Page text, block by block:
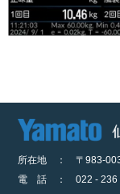
所在地 ： 〒983-0035
電 話 ： 022 - 236 -